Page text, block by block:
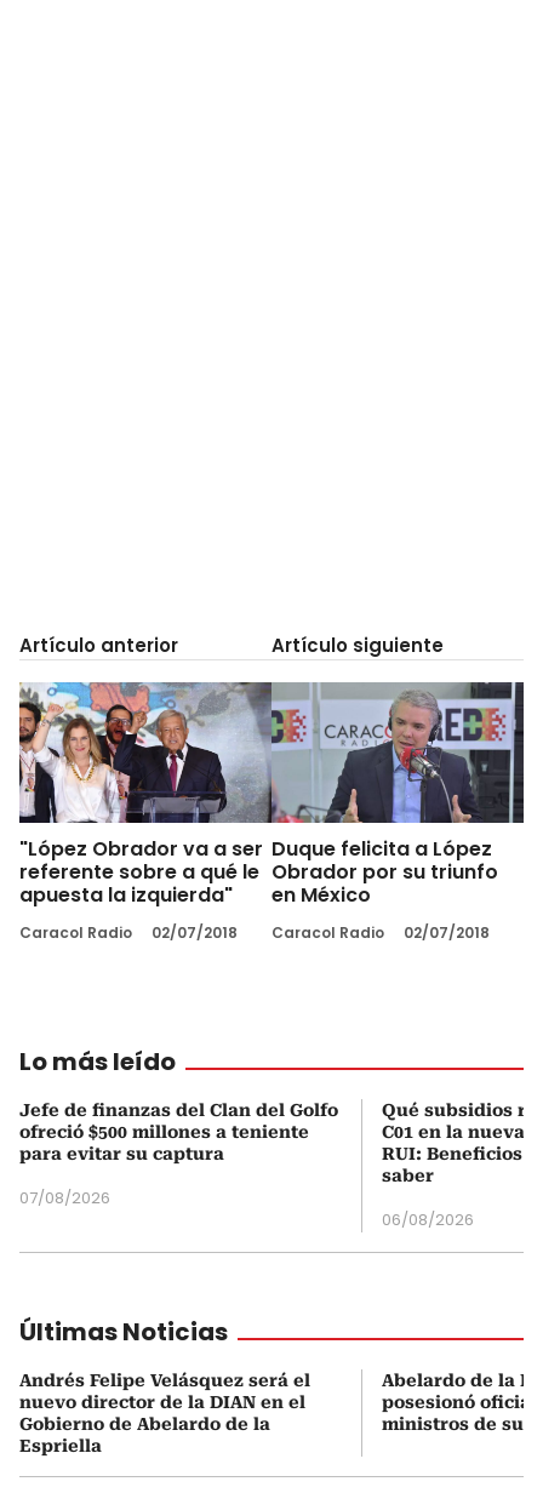
Artículo anterior
"López Obrador va a ser
referente sobre a qué le
apuesta la izquierda"
Caracol Radio 02/07/2018
Artículo siguiente
Duque felicita a López
Obrador por su triunfo
en México
Caracol Radio 02/07/2018
Lo más leído
Jefe de finanzas del Clan del Golfo
ofreció $500 millones a teniente
para evitar su captura
07/08/2026
Qué subsidios
C01 en la nueva
RUI: Beneficios
saber
06/08/2026
Últimas Noticias
Andrés Felipe Velásquez será el
nuevo director de la DIAN en el
Gobierno de Abelardo de la
Espriella
Abelardo de la
posesionó
ministros de su